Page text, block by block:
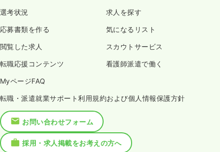
選考状況 求人を探す
応募書類を作る 気になるリスト
閲覧した求人 スカウトサービス
転職応援コンテンツ 看護師派遣で働く
MyページFAQ
転職・派遣就業サポート利用規約および個人情報保護方針
お問い合わせフォーム
採用・求人掲載をお考えの方へ